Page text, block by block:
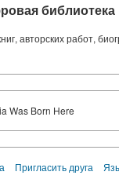
библиотека
авторских работ,
Was Born Here
Пригласить друга